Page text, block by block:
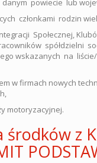
powiecie lub
członkami rodzin
Społecznej,
spółdzielni
wskazanych na
w firmach nowych
motoryzacyjnej.
z